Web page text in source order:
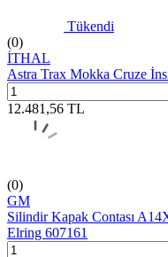
Tükendi
(0)
İTHAL
Astra Trax Mokka Cruze
12.481,56 TL
(0)
GM
Silindir Kapak Contası
Elring 607161